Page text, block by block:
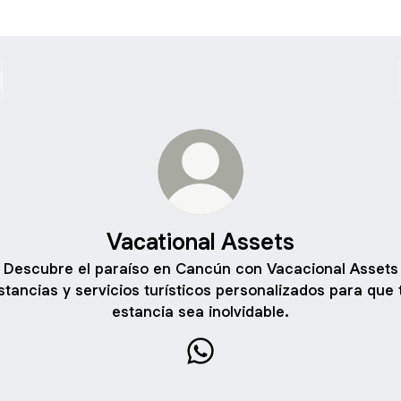
Vacational Assets
Descubre el paraíso en Cancún con Vacacional Assets
y servicios turísticos personalizados para que
estancia sea inolvidable.